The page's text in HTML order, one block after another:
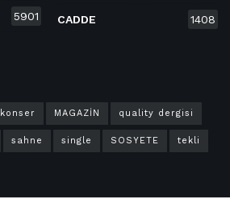
5901 CADDE 1408
konser MAGAZİN quality dergisi
sahne single SOSYETE tekli